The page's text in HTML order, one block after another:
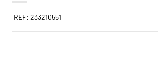
REF: 233210551